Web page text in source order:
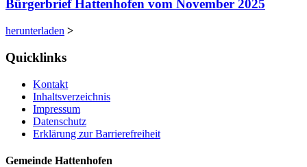
Bürgerbrief Hattenhofen vom November 2025
herunterladen >
Quicklinks
Kontakt
Inhaltsverzeichnis
Impressum
Datenschutz
Erklärung zur Barrierefreiheit
Gemeinde Hattenhofen